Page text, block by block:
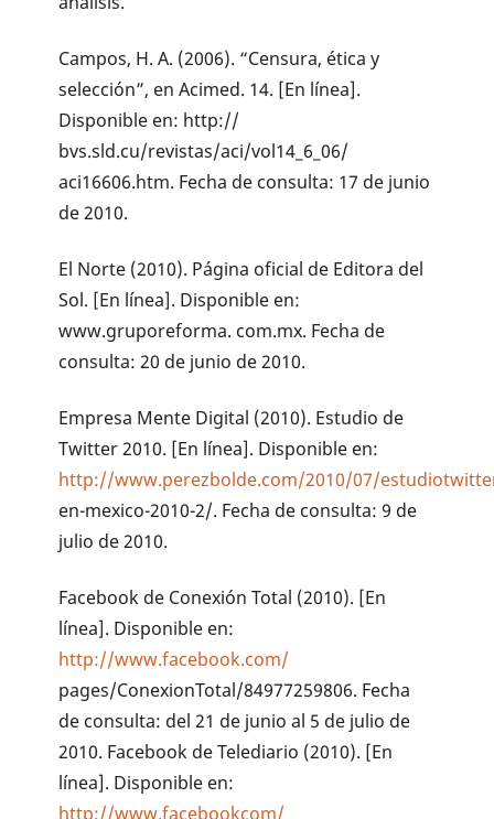
Campos, H. A. (2006). “Censura, ética y
selección”, en Acimed. 14. [En línea].
Disponible en: http://
bvs.sld.cu/revistas/aci/vol14_6_06/
aci16606.htm. Fecha de consulta: 17 de junio
de 2010.
El Norte (2010). Página oficial de Editora del
Sol. [En línea]. Disponible en:
www.gruporeforma. com.mx. Fecha de
consulta: 20 de junio de 2010.
Empresa Mente Digital (2010). Estudio de
Twitter 2010. [En línea]. Disponible en:
http://www.perezbolde.com/2010/07/
en-mexico-2010-2/. Fecha de consulta: 9 de
julio de 2010.
Facebook de Conexión Total (2010). [En
línea]. Disponible en:
http://www.facebook.com/
pages/ConexionTotal/84977259806. Fecha
de consulta: del 21 de junio al 5 de julio de
2010. Facebook de Telediario (2010). [En
línea]. Disponible en:
http://www.facebookcom/